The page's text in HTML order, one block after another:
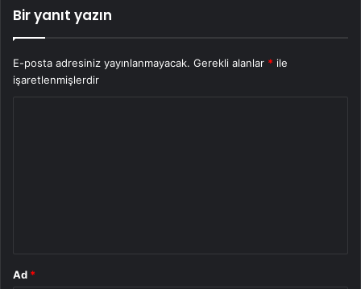
Bir yanıt yazın
E-posta adresiniz yayınlanmayacak. Gerekli alanlar * ile
işaretlenmişlerdir
Ad *